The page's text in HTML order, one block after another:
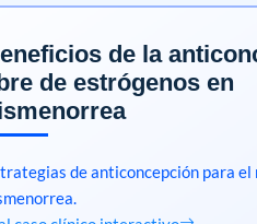
de la
de estrógenos en
de anticoncepción para el